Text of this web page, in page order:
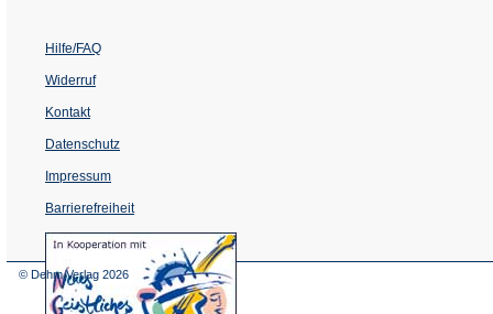
Hilfe/FAQ
Widerruf
Kontakt
Datenschutz
Impressum
Barrierefreiheit
(Öffnet
in
© Dehm Verlag 2026